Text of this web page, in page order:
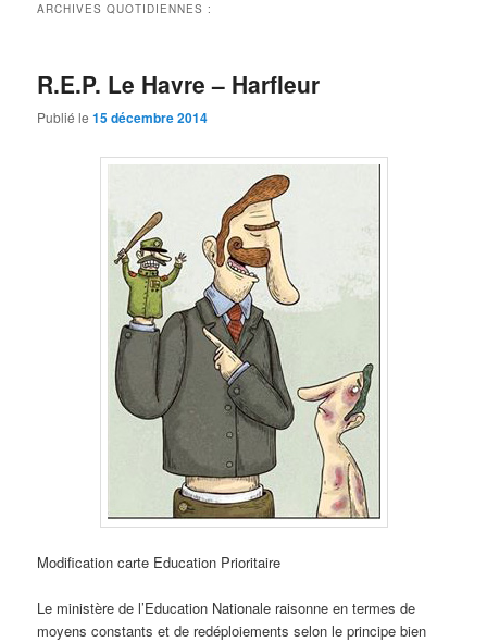
ARCHIVES QUOTIDIENNES :
R.E.P. Le Havre – Harfleur
Publié le15 décembre 2014
Modification carte Education Prioritaire
Le ministère de l’Education Nationale raisonne en termes de
moyens constants et de redéploiements selon le principe bien